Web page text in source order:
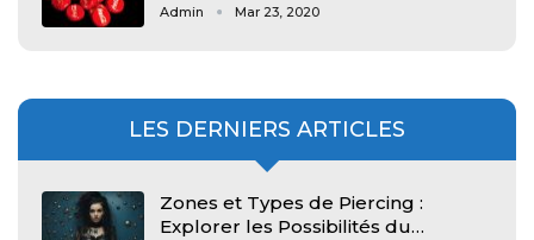
Admin Mar 23, 2020
LES DERNIERS ARTICLES
Zones et Types de Piercing :
Explorer les Possibilités du…